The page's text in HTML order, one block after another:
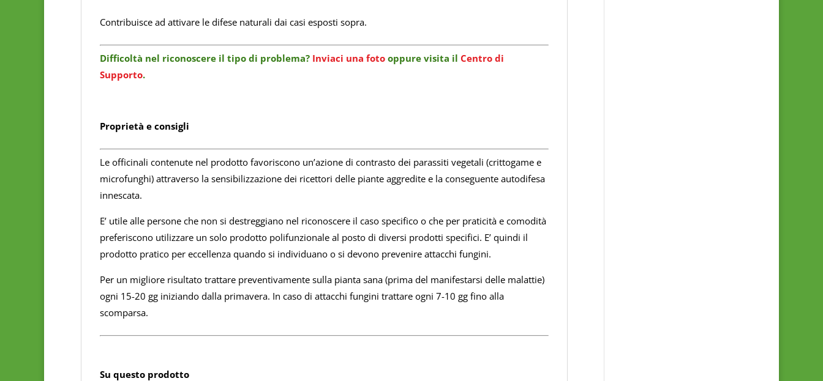
Contribuisce ad attivare le difese naturali dai casi esposti sopra.
Difficoltà nel riconoscere il tipo di problema? Inviaci una foto oppure visita il Centro di
Supporto.
Proprietà e consigli
Le officinali contenute nel prodotto favoriscono un’azione di contrasto dei parassiti vegetali (crittogame e
microfunghi) attraverso la sensibilizzazione dei ricettori delle piante aggredite e la conseguente autodifesa
innescata.
E’ utile alle persone che non si destreggiano nel riconoscere il caso specifico o che per praticità e comodità
preferiscono utilizzare un solo prodotto polifunzionale al posto di diversi prodotti specifici. E’ quindi il
prodotto pratico per eccellenza quando si individuano o si devono prevenire attacchi fungini.
Per un migliore risultato trattare preventivamente sulla pianta sana (prima del manifestarsi delle malattie)
ogni 15-20 gg iniziando dalla primavera. In caso di attacchi fungini trattare ogni 7-10 gg fino alla
scomparsa.
Su questo prodotto